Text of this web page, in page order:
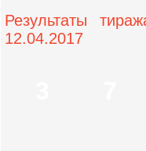
Результаты
12.04.2017